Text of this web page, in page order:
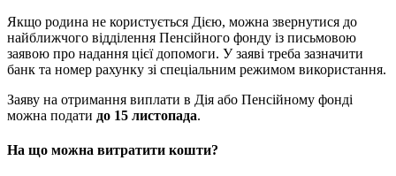
Якщо родина не користується Дією, можна звернутися до
найближчого відділення Пенсійного фонду із письмовою
заявою про надання цієї допомоги. У заяві треба зазначити
банк та номер рахунку зі спеціальним режимом використання.
Заяву на отримання виплати в Дія або Пенсійному фонді
можна подати до 15 листопада.
На що можна витратити кошти?